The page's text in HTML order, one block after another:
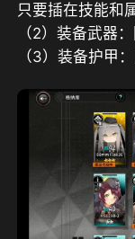
只要插在技能和
（2）装备武器
（3）装备护甲